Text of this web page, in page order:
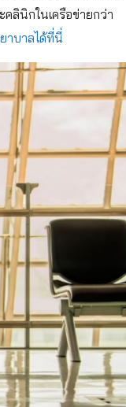
ลินิกในเครือข่ายกว่า
าบาลได้ที่นี่